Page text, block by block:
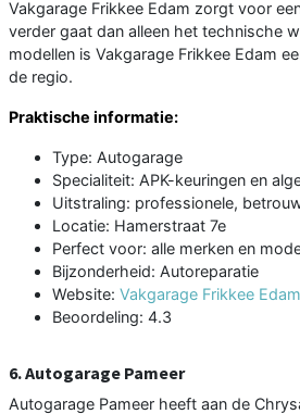
Vakgarage Frikkee Edam zorgt voor
verder gaat dan alleen het technische
modellen is Vakgarage Frikkee Edam
de regio.
Praktische informatie:
Type: Autogarage
Specialiteit: APK-keuringen en
Uitstraling: professionele,
Locatie: Hamerstraat 7e
Perfect voor: alle merken en
Bijzonderheid: Autoreparatie
Website: Vakgarage Frikkee Edam
Beoordeling: 4.3
6. Autogarage Pameer
Autogarage Pameer heeft aan de